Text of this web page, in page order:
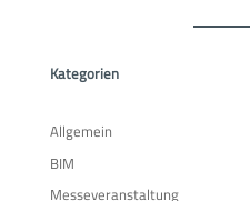
Kategorien
Allgemein
BIM
Messeveranstaltung